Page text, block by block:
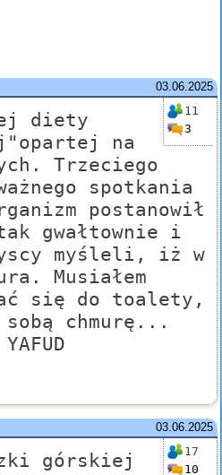
03.06.2025
11
3
diety
na
Trzeciego
spotkania
postanowił
gwałtownie i
myśleli, iż w
Musiałem
się do toalety,
chmurę...
03.06.2025
17
10
górskiej